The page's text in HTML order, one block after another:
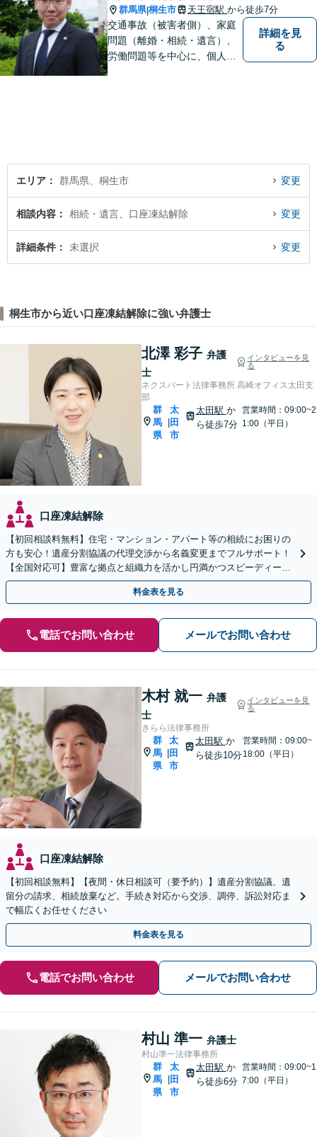
群馬県|桐生市 天王宿駅 から徒歩7分
交通事故（被害者側）、家庭
問題（離婚・相続・遺言）、
労働問題等を中心に、個人・
詳細を見
る
エリア 群馬県、桐生市 変更
相談内容 相続・遺言、口座凍結解除 変更
詳細条件 未選択 変更
桐生市から近い口座凍結解除に強い弁護士
北澤 彩子 弁護
士
インタビューを見
る
ネクスパート法律事務所 高崎オフィス太田支
部
群
馬
県
太
田
市
太田駅 か
ら徒歩7分
営業時間：09:00~2
1:00（平日）
口座凍結解除
【初回相談料無料】住宅・マンション・アパート等の相続にお困りの
方も安心！遺産分割協議の代理交渉から名義変更までフルサポート！
【全国対応可】豊富な拠点と組織力を活かし円満かつスピーディーに
相続手続きをお手伝いします【取扱い実績2000件以上】
料金表を見る
電話でお問い合わせ メールでお問い合わせ
木村 就一 弁護
士
インタビューを見
る
きらら法律事務所
群
馬
県
太
田
市
太田駅 か
ら徒歩10分
営業時間：09:00~
18:00（平日）
口座凍結解除
【初回相談無料】【夜間・休日相談可（要予約）】遺産分割協議、遺
留分の請求、相続放棄など。手続き対応から交渉、調停、訴訟対応ま
で幅広くお任せください
料金表を見る
電話でお問い合わせ メールでお問い合わせ
村山 準一 弁護士
村山準一法律事務所
群
馬
県
太
田
市
太田駅 か
ら徒歩6分
営業時間：09:00~1
7:00（平日）